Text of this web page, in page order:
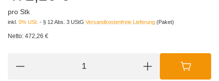
pro Stk
inkl. 0% USt. - § 12 Abs. 3 UStG Versandkostenfreie Lieferung (Paket)
Netto: 472,26 €